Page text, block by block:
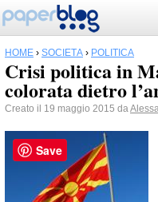
HOME › SOCIETÀ › POLITICA
Crisi politica in
colorata dietro
Creato il 19 maggio 2015 da
Save